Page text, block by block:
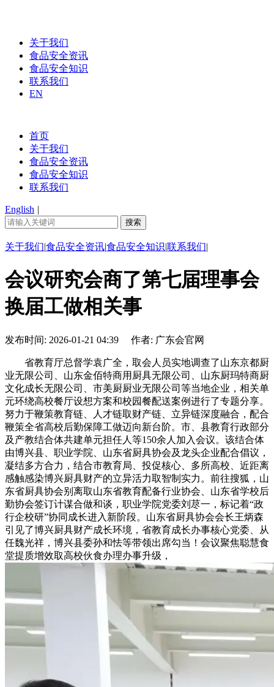
关于我们
食品安全资讯
食品安全知识
联系我们
EN
首页
关于我们
食品安全资讯
食品安全知识
联系我们
English |
关于我们|食品安全资讯|食品安全知识|联系我们|
会议研究会商了第七届理事会
换届工做相关事
发布时间: 2026-01-21 04:39 作者: 广东会官网
省教育厅总督学袁广全，取会人员实地调查了山东京都厨
业无限公司、山东金佰特商用厨具无限公司、山东厨玛特商厨
文化成长无限公司、市美厨厨业无限公司等当地企业，相关单
元环绕高校餐厅设想方案和校园餐配送案例进行了专题分享。
努力于鞭策教育链、人才链取财产链、立异链深度融合，配合
鞭策全省高校后勤保障工做迈向新台阶。市、县教育行政部分
及产教结合体共建单元担任人等150余人加入会议。该结合体
由博兴县、职业学院、山东省厨具协会及龙头企业配合倡议，
凝结多方合力，结合市教育局、投促核心、多所高校、近距离
感触感染博兴厨具财产的立异活力取智制实力。前往搜狐，山
东省厨具协会别离取山东省教育配备行业协会、山东省学校后
勤协会签订计谋合做和谈，职业学院党委刘荩一，标记着“政
行企校研”协同成长进入新阶段。山东省厨具协会会长王炳森
引见了博兴厨具财产成长环境，省教育成长办事核心党委、从
任魏光祥，博兴县委孙和怯等带领出席勾当！会议聚焦聪慧食
堂提质增效取高校伙食办理办事升级，